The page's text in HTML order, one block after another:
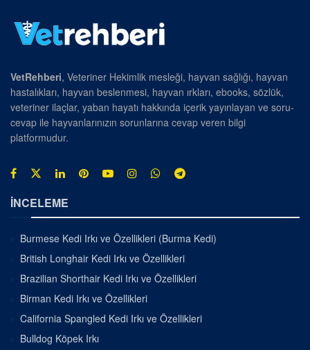
VetRehberi, Veteriner Hekimlik mesleği, hayvan sağlığı, hayvan
hastalıkları, hayvan beslenmesi, hayvan ırkları, ebooks, sözlük,
veteriner ilaçlar, yaban hayatı hakkında içerik yayınlayan ve soru-
cevap ile hayvanlarınızın sorunlarına cevap veren bilgi
platformudur.
İNCELEME
Burmese Kedi Irkı ve Özellikleri (Burma Kedi)
British Longhair Kedi Irkı ve Özellikleri
Brazilian Shorthair Kedi Irkı ve Özellikleri
Birman Kedi Irkı ve Özellikleri
California Spangled Kedi Irkı ve Özellikleri
Bulldog Köpek Irkı